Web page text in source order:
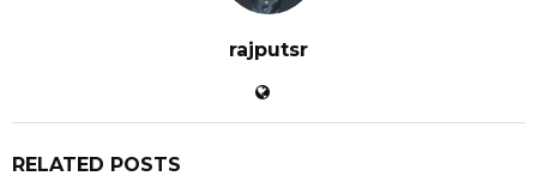
rajputsr
RELATED POSTS